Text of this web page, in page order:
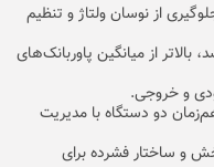
از نوسان ولتاژ و تنظیم
تا ۷۵ درصد، بالاتر از میانگین پاوربانک‌های
و خروجی.
دو دستگاه با مدیریت
و ساختار فشرده برای